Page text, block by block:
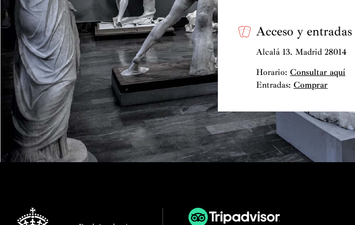
Acceso y entradas
Alcalá 13. Madrid 28014
Horario:Consultar aquí
Entradas:Comprar